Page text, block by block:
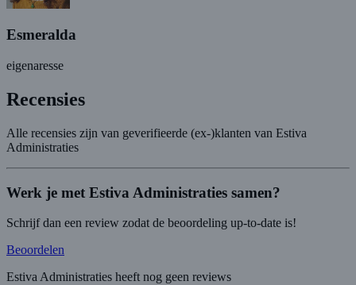
Esmeralda
eigenaresse
Recensies
Alle recensies zijn van geverifieerde (ex-)klanten van Estiva
Administraties
Werk je met Estiva Administraties samen?
Schrijf dan een review zodat de beoordeling up-to-date is!
Beoordelen
Estiva Administraties heeft nog geen reviews